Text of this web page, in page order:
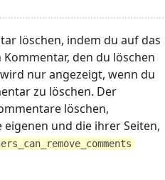
löschen, indem du auf das
den du löschen
nur angezeigt, wenn du
zu löschen. Der
löschen,
und die ihrer Seiten,